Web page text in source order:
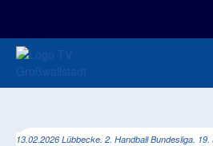
13.02.2026 Lübbecke. 2. Handball Bundesliga.